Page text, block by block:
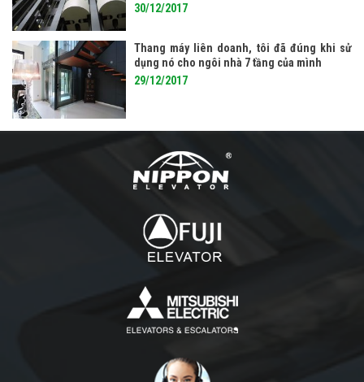
30/12/2017
Thang máy liên doanh, tôi đã đúng khi sử
dụng nó cho ngôi nhà 7 tầng của mình
29/12/2017